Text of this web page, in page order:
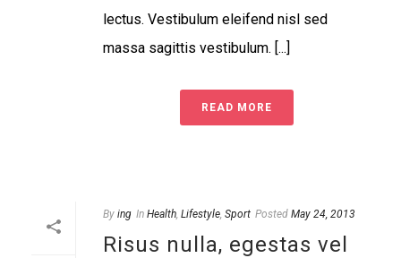
lectus. Vestibulum eleifend nisl sed
massa sagittis vestibulum. [...]
READ MORE
By ing In Health, Lifestyle, Sport Posted May 24, 2013
Risus nulla, egestas vel